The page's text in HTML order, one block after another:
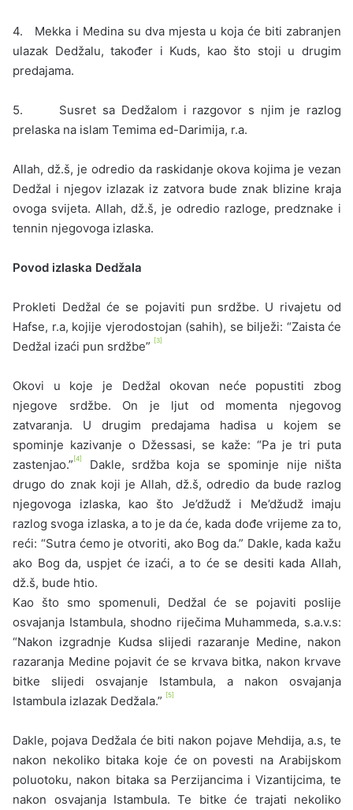
4. Mekka i Medina su dva mjesta u koja će biti zabranjen
ulazak Dedžalu, također i Kuds, kao što stoji u drugim
predajama.
5. Susret sa Dedžalom i razgovor s njim je razlog
prelaska na islam Temima ed-Darimija, r.a.
Allah, dž.š, je odredio da raskidanje okova kojima je vezan
Dedžal i njegov izlazak iz zatvora bude znak blizine kraja
ovoga svijeta. Allah, dž.š, je odredio razloge, predznake i
tennin njegovoga izlaska.
Povod izlaska Dedžala
Prokleti Dedžal će se pojaviti pun srdžbe. U rivajetu od
Hafse, r.a, kojije vjerodostojan (sahih), se bilježi: “Zaista će
Dedžal izaći pun srdžbe” [3]
Okovi u koje je Dedžal okovan neće popustiti zbog
njegove srdžbe. On je ljut od momenta njegovog
zatvaranja. U drugim predajama hadisa u kojem se
spominje kazivanje o Džessasi, se kaže: “Pa je tri puta
zastenjao.” [4]
Dakle, srdžba koja se spominje nije ništa
drugo do znak koji je Allah, dž.š, odredio da bude razlog
njegovoga izlaska, kao što Je’džudž i Me’džudž imaju
razlog svoga izlaska, a to je da će, kada dođe vrijeme za to,
reći: “Sutra ćemo je otvoriti, ako Bog da.” Dakle, kada kažu
ako Bog da, uspjet će izaći, a to će se desiti kada Allah,
dž.š, bude htio.
Kao što smo spomenuli, Dedžal će se pojaviti poslije
osvajanja Istambula, shodno riječima Muhammeda, s.a.v.s:
“Nakon izgradnje Kudsa slijedi razaranje Medine, nakon
razaranja Medine pojavit će se krvava bitka, nakon krvave
bitke slijedi osvajanje Istambula, a nakon osvajanja
Istambula izlazak Dedžala.” [5]
Dakle, pojava Dedžala će biti nakon pojave Mehdija, a.s, te
nakon nekoliko bitaka koje će on povesti na Arabijskom
poluotoku, nakon bitaka sa Perzijancima i Vizantijcima, te
nakon osvajanja Istambula. Te bitke će trajati nekoliko